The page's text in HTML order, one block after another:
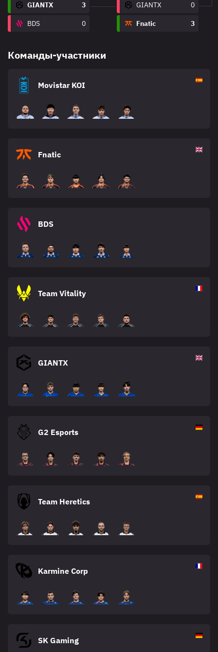
GIANTX
3
BDS 0
GIANTX
0
Fnatic 3
Команды-участники
Movistar KOI
Fnatic
BDS
Team Vitality
GIANTX
G2 Esports
Team Heretics
Karmine Corp
SK Gaming